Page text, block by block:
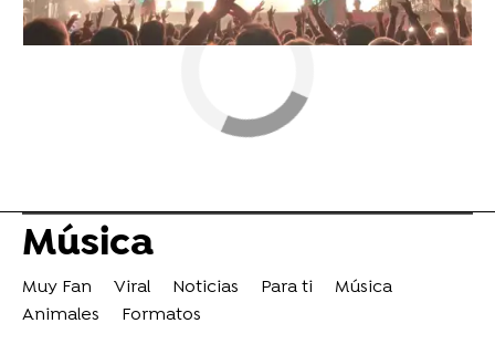
Música
Muy Fan Viral Noticias Para ti
Música
Animales
Formatos